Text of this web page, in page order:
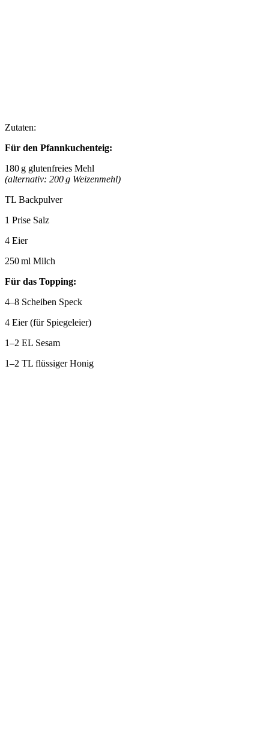
Zutaten:
Für den Pfannkuchenteig:
180 g glutenfreies Mehl
(alternativ: 200 g Weizenmehl)
TL Backpulver
1 Prise Salz
4 Eier
250 ml Milch
Für das Topping:
4–8 Scheiben Speck
4 Eier (für Spiegeleier)
1–2 EL Sesam
1–2 TL flüssiger Honig